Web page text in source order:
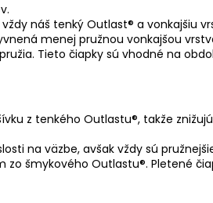
náš tenký Outlast® a vonkajšiu
menej pružnou vonkajšou
Tieto čiapky sú vhodné na
z tenkého Outlastu®, takže
na väzbe, avšak vždy sú
zo šmykového Outlastu®. Pletené